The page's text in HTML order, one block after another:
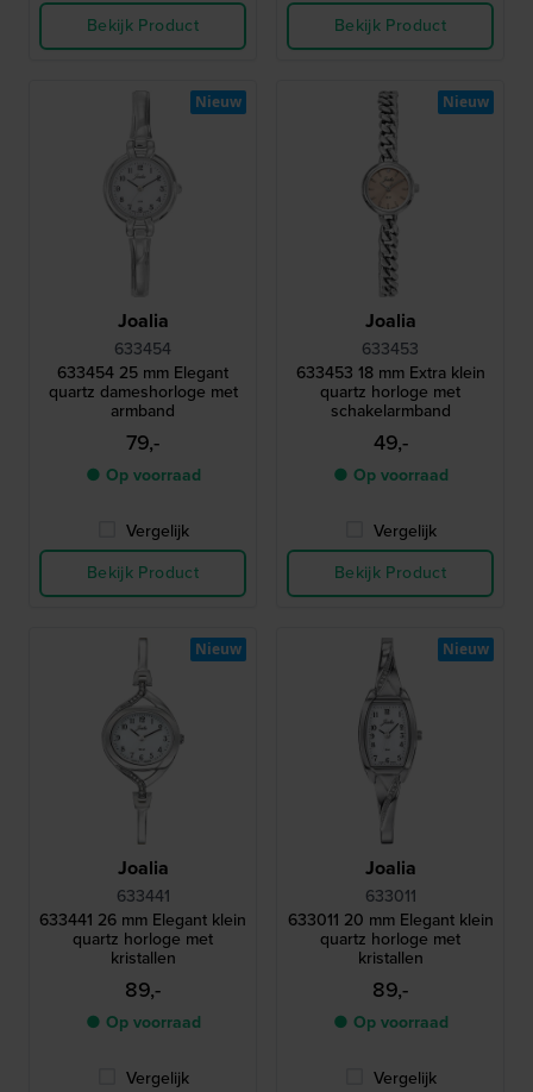
Bekijk Product
Bekijk Product
Joalia
633454
633454 25 mm Elegant
quartz dameshorloge met
armband
79,-
● Op voorraad
Vergelijk
Bekijk Product
Nieuw
Joalia
633453
633453 18 mm Extra klein
quartz horloge met
schakelarmband
49,-
● Op voorraad
Vergelijk
Bekijk Product
Nieuw
Joalia
633441
633441 26 mm Elegant klein
quartz horloge met
kristallen
89,-
● Op voorraad
Vergelijk
Nieuw
Joalia
633011
633011 20 mm Elegant klein
quartz horloge met
kristallen
89,-
● Op voorraad
Vergelijk
Nieuw